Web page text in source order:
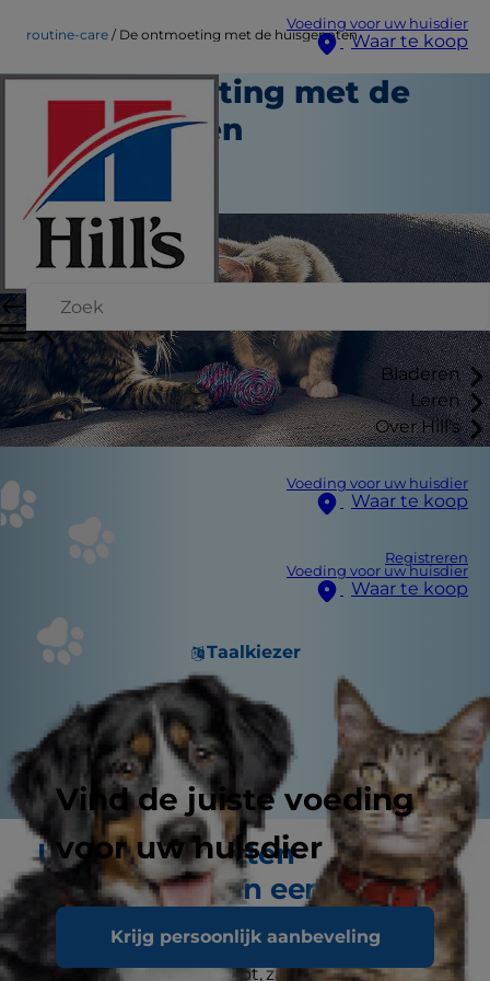
Voeding voor uw huisdier
Waar te koop
Bladeren
Leren
Over Hill's
Voeding voor uw huisdier
Waar te koop
Registreren
Voeding voor uw huisdier
Waar te koop
Taalkiezer
Vind de juiste voeding
voor uw huisdier
Krijg persoonlijk aanbeveling
routine-care De ontmoeting met de huisgenoten
De ontmoeting met de
huisgenoten
Routinezorg
Medewerker auteur
Uw nieuwe kitten
voorstellen aan een andere
kat
Als u thuis al een kat hebt, zal ze waarschijnlijk